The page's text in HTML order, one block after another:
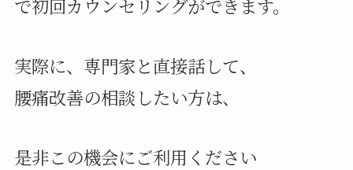
で初回カウンセリングができます。
実際に、専門家と直接話して、
腰痛改善の相談したい方は、
是非この機会にご利用ください